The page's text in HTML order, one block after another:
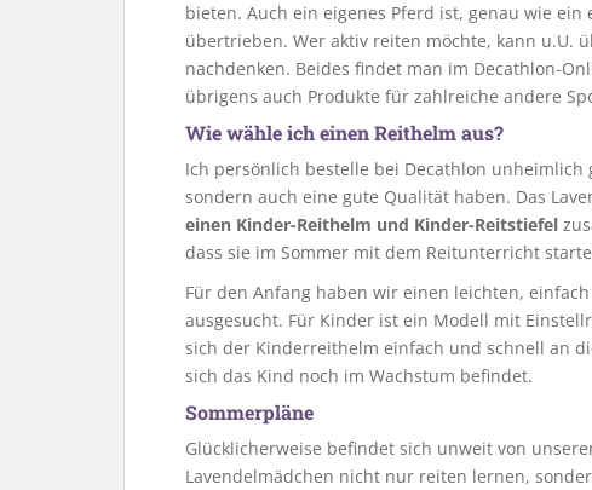
bieten. Auch ein eigenes Pferd ist, genau wie ein
übertrieben. Wer aktiv reiten möchte, kann u.U.
nachdenken. Beides findet man im Decathlon-
übrigens auch Produkte für zahlreiche andere
Wie wähle ich einen Reithelm aus?
Ich persönlich bestelle bei Decathlon
sondern auch eine gute Qualität haben. Das
einen Kinder-Reithelm und Kinder-Reitstiefel
dass sie im Sommer mit dem Reitunterricht
Für den Anfang haben wir einen leichten,
ausgesucht. Für Kinder ist ein Modell mit
sich der Kinderreithelm einfach und schnell an
sich das Kind noch im Wachstum befindet.
Sommerpläne
Glücklicherweise befindet sich unweit von
Lavendelmädchen nicht nur reiten lernen,